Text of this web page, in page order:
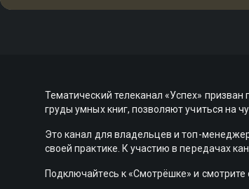
Тематический телеканал «Успех»
груды умных книг, позволяют учиться на
Это канал для владельцев и топ-
своей практике. К участию в передачах
Подключайтесь к «Смотрёшке» и